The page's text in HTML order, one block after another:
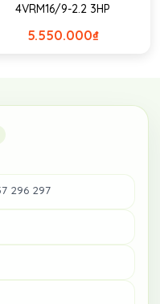
4VRM16/9-2.2 3HP
₫
5.550.000
296 297